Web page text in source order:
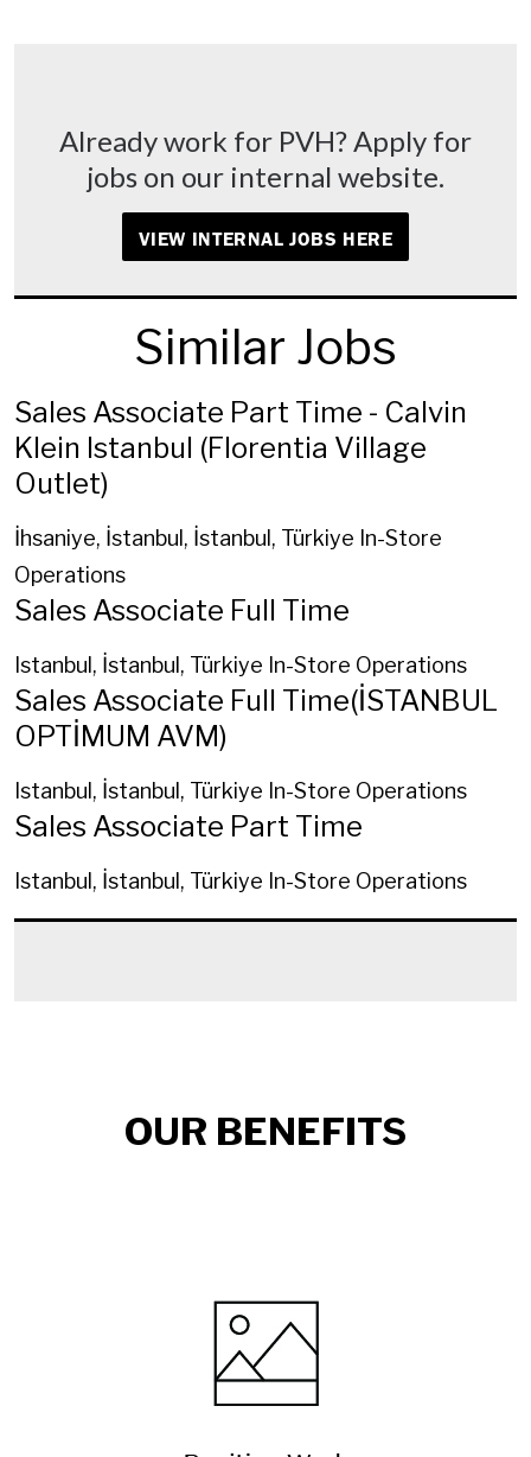
Already work for PVH? Apply for
jobs on our internal website.
VIEW INTERNAL JOBS HERE
Similar Jobs
Sales Associate Part Time - Calvin
Klein Istanbul (Florentia Village
Outlet)
İhsaniye, İstanbul, İstanbul, Türkiye In-Store
Operations
Sales Associate Full Time
Istanbul, İstanbul, Türkiye In-Store Operations
Sales Associate Full Time(İSTANBUL
OPTİMUM AVM)
Istanbul, İstanbul, Türkiye In-Store Operations
Sales Associate Part Time
Istanbul, İstanbul, Türkiye In-Store Operations
OUR BENEFITS